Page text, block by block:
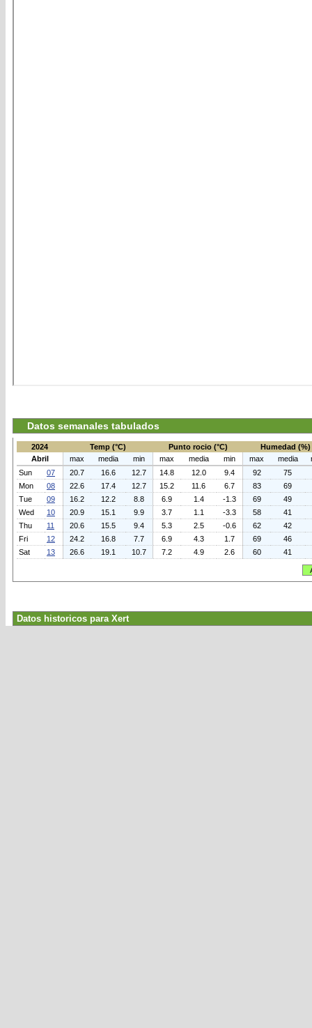
Datos semanales tabulados
2024 Temp (°C) Punto rocio (°C)
Humedad (%)
Abril
max media min max media min max media
Sun
07 20.7 16.6 12.7 14.8 12.0 9.4 92
75
Mon
08 22.6 17.4 12.7 15.2 11.6 6.7 83
69
Tue
09 16.2 12.2 8.8 6.9 1.4 -1.3 69
49
Wed
10 20.9 15.1 9.9 3.7 1.1 -3.3 58
41
Thu
11 20.6 15.5 9.4 5.3 2.5 -0.6 62
42
Fri
12 24.2 16.8 7.7 6.9 4.3 1.7 69
46
Sat
13 26.6 19.1 10.7 7.2 4.9 2.6 60 41
Datos historicos para Xert